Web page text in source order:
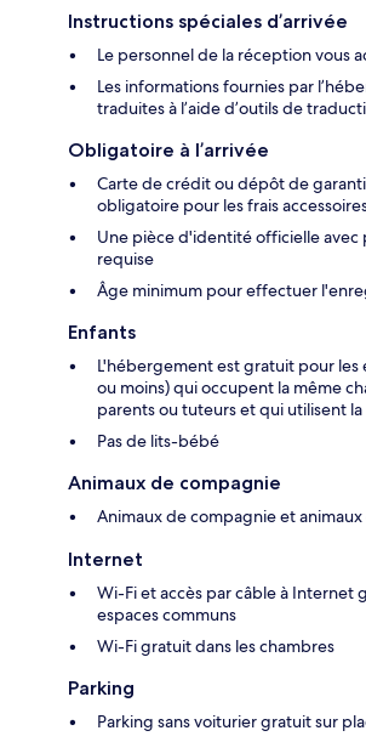
Instructions spéciales d’arrivée
Le personnel de la réception vous
Les informations fournies par
traduites à l’aide d’outils de
Obligatoire à l’arrivée
Carte de crédit ou dépôt de
obligatoire pour les frais
Une pièce d'identité officielle
requise
Âge minimum pour effectuer
Enfants
L'hébergement est gratuit pour les
ou moins) qui occupent la même
parents ou tuteurs et qui utilisent
Pas de lits-bébé
Animaux de compagnie
Animaux de compagnie et
Internet
Wi-Fi et accès par câble à Internet
espaces communs
Wi-Fi gratuit dans les chambres
Parking
Parking sans voiturier gratuit sur